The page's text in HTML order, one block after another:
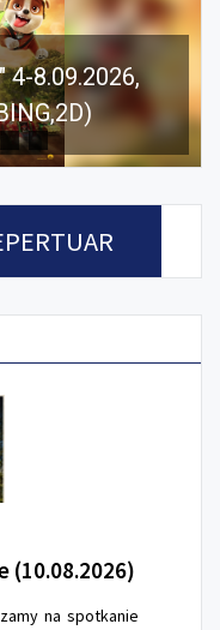
4-8.09.2026,
(10.08.2026)
na spotkanie